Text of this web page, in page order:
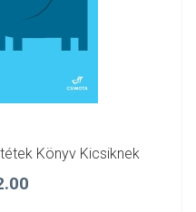
Könyv Kicsiknek